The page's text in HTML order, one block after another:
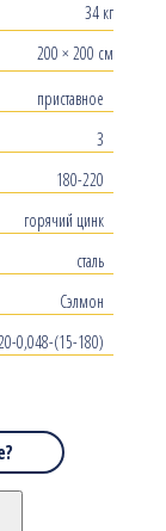
34 кг
200 × 200 см
приставное
3
180-220
горячий цинк
сталь
Сэлмон
0,048-(15-180)